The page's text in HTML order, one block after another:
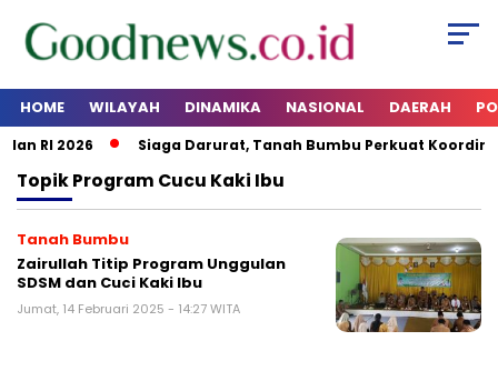
HOME WILAYAH DINAMIKA NASIONAL DAERAH
RI 2026 Siaga Darurat, Tanah Bumbu Perkuat
TopikProgram Cucu Kaki Ibu
Tanah Bumbu
Zairullah Titip Program Unggulan
SDSM dan Cuci Kaki Ibu
Jumat, 14 Februari 2025 - 14:27 WITA